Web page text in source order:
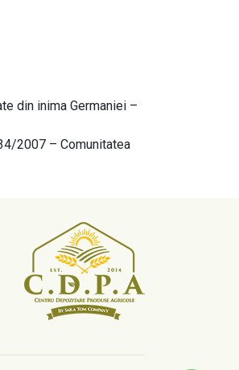
din inima Germaniei –
2007 – Comunitatea